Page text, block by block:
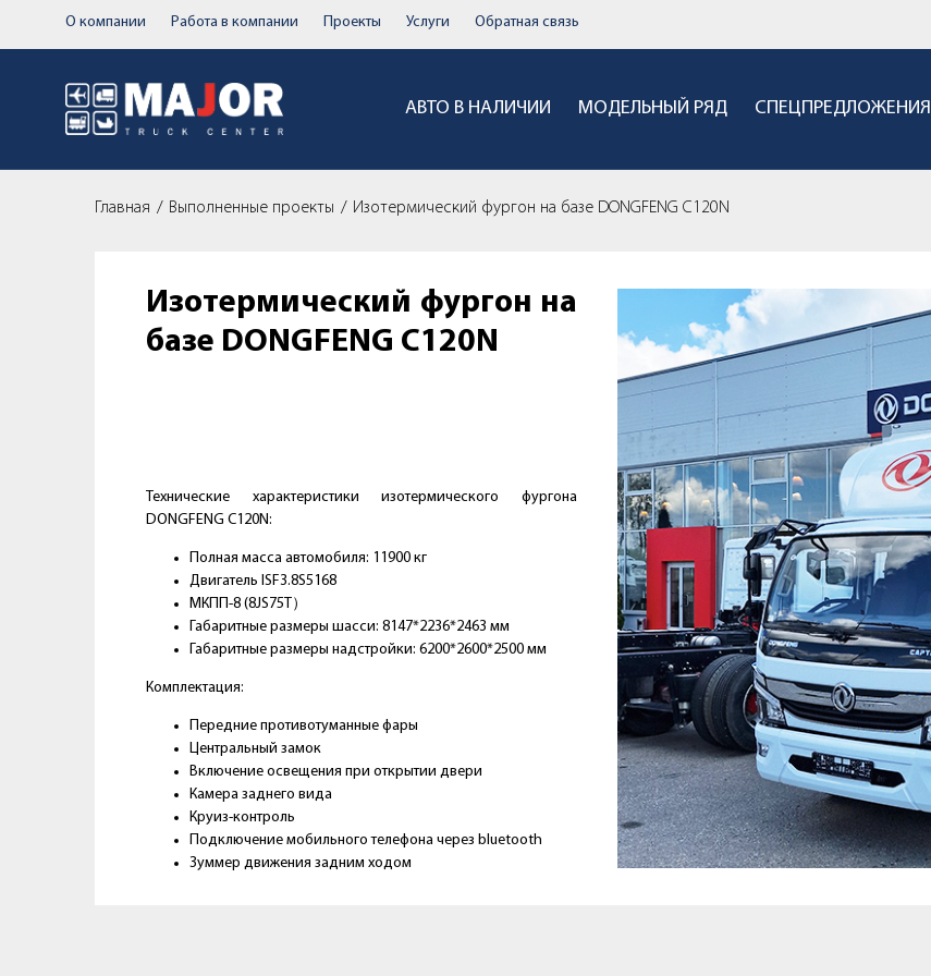
О компании Работа в компании Проекты Услуги Обратная связь
АВТО В НАЛИЧИИ МОДЕЛЬНЫЙ РЯД СПЕЦПРЕДЛОЖЕНИЯ
Главная Выполненные проекты Изотермический фургон на базе DONGFENG C120N
Изотермический фургон на
базе DONGFENG C120N
Технические характеристики изотермического фургона
DONGFENG C120N:
Полная масса автомобиля: 11900 кг
Двигатель ISF3.8S5168
МКПП-8 (8JS75T）
Габаритные размеры шасси: 8147*2236*2463 мм
Габаритные размеры надстройки: 6200*2600*2500 мм
Комплектация:
Передние противотуманные фары
Центральный замок
Включение освещения при открытии двери
Камера заднего вида
Круиз-контроль
Подключение мобильного телефона через bluetooth
Зуммер движения задним ходом